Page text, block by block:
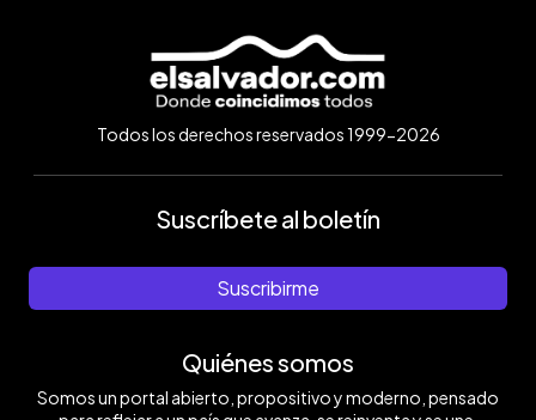
Todos los derechos reservados 1999-2026
Suscríbete al boletín
Suscribirme
Quiénes somos
Somos un portal abierto, propositivo y moderno, pensado